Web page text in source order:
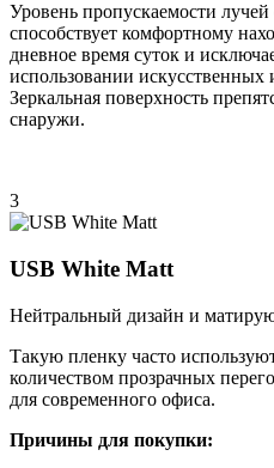
Уровень пропускаемости лучей
способствует комфортному
дневное время суток и
использовании искусственных
Зеркальная поверхность
снаружи.
3
USB White Matt
Нейтральный дизайн и
Такую пленку часто
количеством прозрачных
для современного офиса.
Причины для покупки: